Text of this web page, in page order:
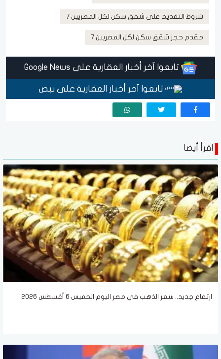
شروط التقديم على شقق سكن لكل المصريين 7
مقدم حجز شقق سكن لكل المصريين 7
تابعوا آخر أخبار العقارية على Google News
تابعوا آخر أخبار العقارية على نبض
اقرأ أيضا
ارتفاع جديد.. سعر الذهب في مصر اليوم الخميس 6 أغسطس 2026